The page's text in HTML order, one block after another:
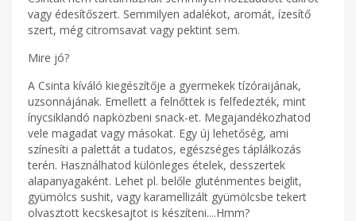
vagy édesítőszert. Semmilyen adalékot, aromát, ízesítő
szert, még citromsavat vagy pektint sem.
Mire jó?
A Csinta kíváló kiegészítője a gyermekek tízóraijának,
uzsonnájának. Emellett a felnőttek is felfedezték, mint
ínycsiklandó napközbeni snack-et. Megajandékozhatod
vele magadat vagy másokat. Egy új lehetőség, ami
színesíti a palettát a tudatos, egészséges táplálkozás
terén. Használhatod különleges ételek, desszertek
alapanyagaként. Lehet pl. belőle gluténmentes beiglit,
gyümölcs sushit, vagy karamellizált gyümölcsbe tekert
olvasztott kecskesajtot is készíteni....Hmm?